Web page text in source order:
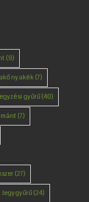
(9)
nyakék(7)
gyűrű(40)
(7)
(27)
Jegygyűrű(24)